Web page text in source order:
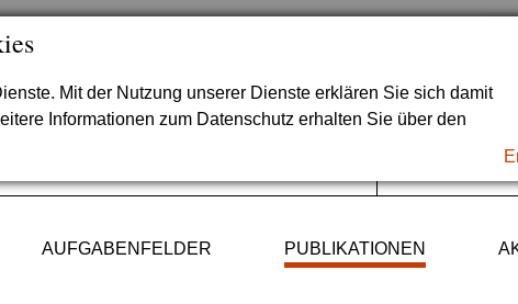
Mit der Nutzung unserer Dienste erklären Sie sich damit
Informationen zum Datenschutz erhalten Sie über den
AUFGABENFELDER PUBLIKATIONEN